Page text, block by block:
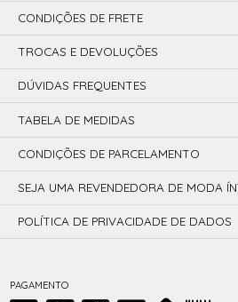
PAGAMENTO
CONDIÇÕES DE FRETE
TROCAS E DEVOLUÇÕES
DÚVIDAS FREQUENTES
TABELA DE MEDIDAS
CONDIÇÕES DE PARCELAMENTO
SEJA UMA REVENDEDORA DE MODA
POLÍTICA DE PRIVACIDADE DE DADOS